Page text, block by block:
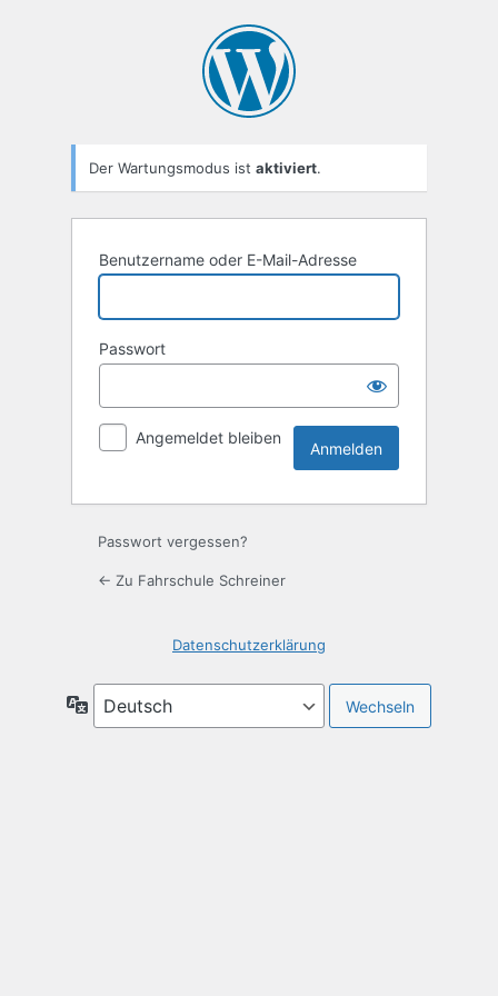
Der Wartungsmodus ist aktiviert.
Benutzername oder E-Mail-Adresse
Passwort
Angemeldet bleiben
Passwort vergessen?
← Zu Fahrschule Schreiner
Datenschutzerklärung
Sprache